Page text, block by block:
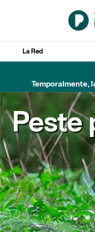
Saltar al contenido principal
La Red
Temporalmente,
Peste